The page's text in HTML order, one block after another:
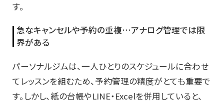
す。
急なキャンセルや予約の重複…アナログ管理では限
界がある
パーソナルジムは、一人ひとりのスケジュールに合わせ
てレッスンを組むため、予約管理の精度がとても重要で
す。しかし、紙の台帳やLINE・Excelを併用していると、